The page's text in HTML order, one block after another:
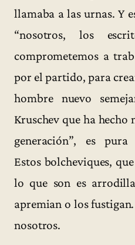
llamaba a las urnas. Y
“nosotros, los
comprometemos a
por el partido, para
hombre nuevo
Kruschev que ha
generación”, es pura
Estos bolcheviques,
lo que son es
apremian o los
nosotros.